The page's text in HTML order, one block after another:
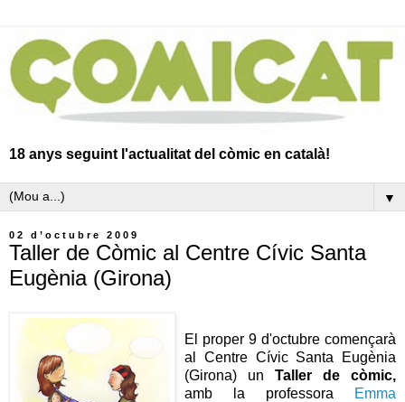
18 anys seguint l'actualitat del còmic en català!
▼
02 d’octubre 2009
Taller de Còmic al Centre Cívic Santa
Eugènia (Girona)
El proper 9 d'octubre començarà
al Centre Cívic Santa Eugènia
(Girona) un Taller de còmic,
amb la professora
Emma